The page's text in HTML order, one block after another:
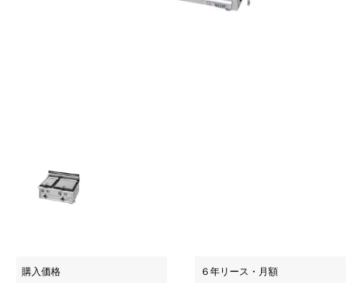
購入価格 ６年リース・月額